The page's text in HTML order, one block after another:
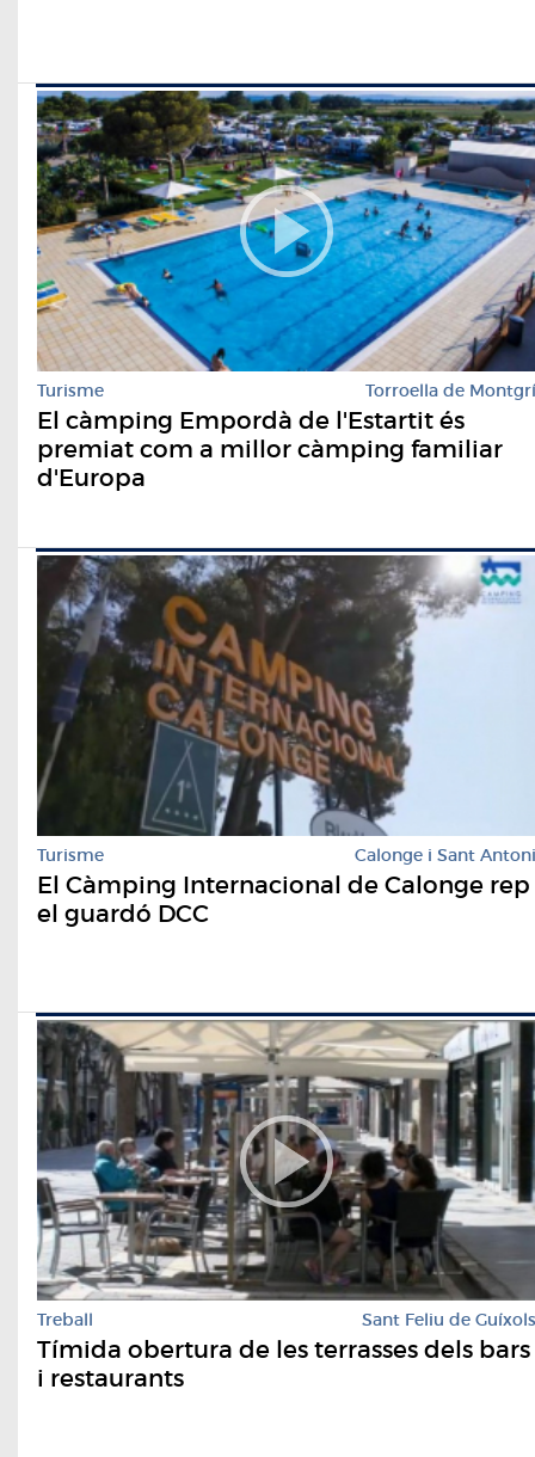
Turisme Torroella de Montgrí
El càmping Empordà de l'Estartit és
premiat com a millor càmping familiar
d'Europa
Turisme Calonge i Sant Antoni
El Càmping Internacional de Calonge rep
el guardó DCC
Treball Sant Feliu de Guíxols
Tímida obertura de les terrasses dels bars
i restaurants